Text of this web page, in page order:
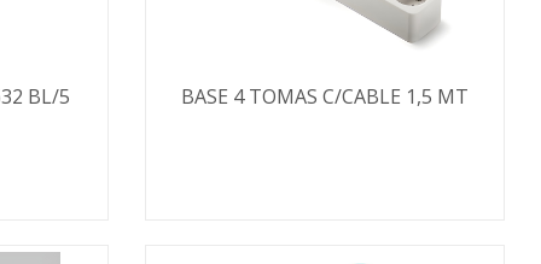
BL/5
BASE 4 TOMAS C/CABLE 1,5 MT